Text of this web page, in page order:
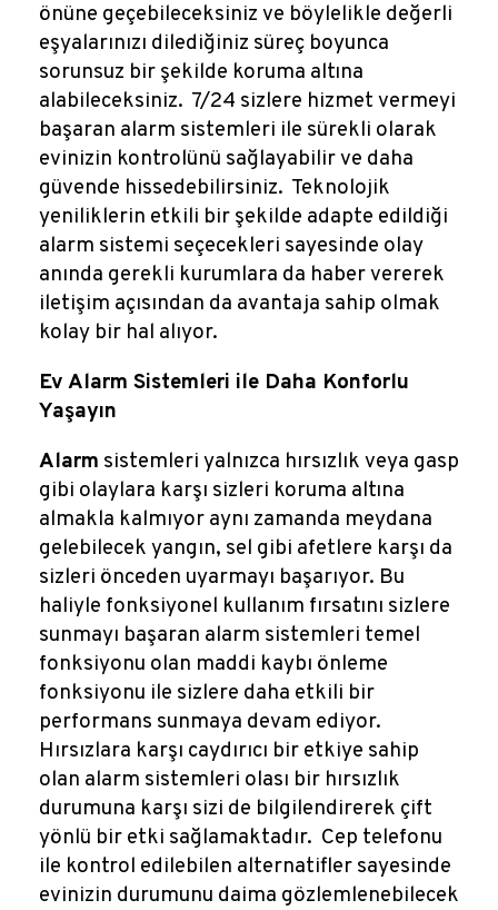
önüne geçebileceksiniz ve böylelikle değerli
eşyalarınızı dilediğiniz süreç boyunca
sorunsuz bir şekilde koruma altına
alabileceksiniz. 7/24 sizlere hizmet vermeyi
başaran alarm sistemleri ile sürekli olarak
evinizin kontrolünü sağlayabilir ve daha
güvende hissedebilirsiniz. Teknolojik
yeniliklerin etkili bir şekilde adapte edildiği
alarm sistemi seçecekleri sayesinde olay
anında gerekli kurumlara da haber vererek
iletişim açısından da avantaja sahip olmak
kolay bir hal alıyor.
Ev Alarm Sistemleri ile Daha Konforlu
Yaşayın
Alarm sistemleri yalnızca hırsızlık veya gasp
gibi olaylara karşı sizleri koruma altına
almakla kalmıyor aynı zamanda meydana
gelebilecek yangın, sel gibi afetlere karşı da
sizleri önceden uyarmayı başarıyor. Bu
haliyle fonksiyonel kullanım fırsatını sizlere
sunmayı başaran alarm sistemleri temel
fonksiyonu olan maddi kaybı önleme
fonksiyonu ile sizlere daha etkili bir
performans sunmaya devam ediyor.
Hırsızlara karşı caydırıcı bir etkiye sahip
olan alarm sistemleri olası bir hırsızlık
durumuna karşı sizi de bilgilendirerek çift
yönlü bir etki sağlamaktadır. Cep telefonu
ile kontrol edilebilen alternatifler sayesinde
evinizin durumunu daima gözlemlenebilecek